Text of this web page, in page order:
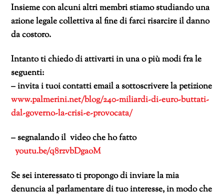
Insieme con alcuni altri membri stiamo studiando una
azione legale collettiva al fine di farci risarcire il danno
da costoro.
Intanto ti chiedo di attivarti in una o più modi fra le
seguenti:
– invita i tuoi contatti email a sottoscrivere la petizione
www.palmerini.net/blog/240-miliardi-di-euro-buttati-
dal-governo-la-crisi-e-provocata/
– segnalando il video che ho fatto
youtu.be/q8rzvbDgaoM
Se sei interessato ti propongo di inviare la mia
denuncia al parlamentare di tuo interesse, in modo che